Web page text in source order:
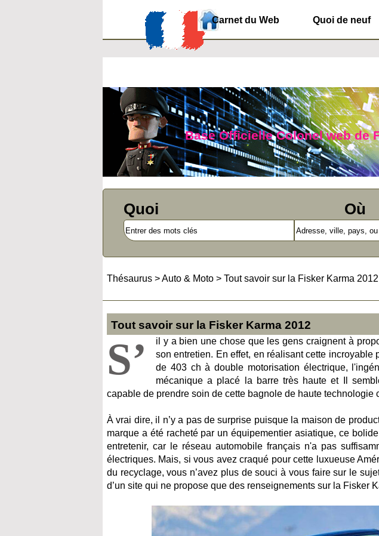
Carnet du Web Quoi de neuf
Base Officielle Colonel web de
Quoi Où
Thésaurus >Auto & Moto > Tout savoir sur la Fisker Karma 2012
Tout savoir sur la Fisker Karma 2012
S’
il y a bien une chose que les gens craignent à
son entretien. En effet, en réalisant cette
de 403 ch à double motorisation électrique,
mécanique a placé la barre très haute et Il
capable de prendre soin de cette bagnole de haute technologie
À vrai dire, il n’y a pas de surprise puisque la maison de
marque a été racheté par un équipementier asiatique, ce
entretenir, car le réseau automobile français n'a pas
électriques. Mais, si vous avez craqué pour cette luxueuse
du recyclage, vous n’avez plus de souci à vous faire sur le
d’un site qui ne propose que des renseignements sur la Fisker